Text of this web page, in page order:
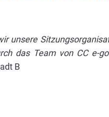
unsere
das Team von CC e-
B